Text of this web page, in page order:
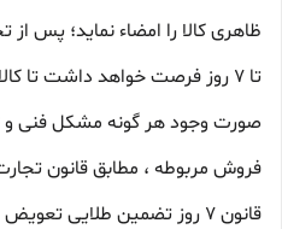
ظاهری کالا را امضاء نماید؛ پس
تا ۷ روز فرصت خواهد داشت تا
صورت وجود هر گونه مشکل فنی و
فروش مربوطه ، مطابق قانون
قانون ۷ روز تضمین طلایی تعویض می گردد.